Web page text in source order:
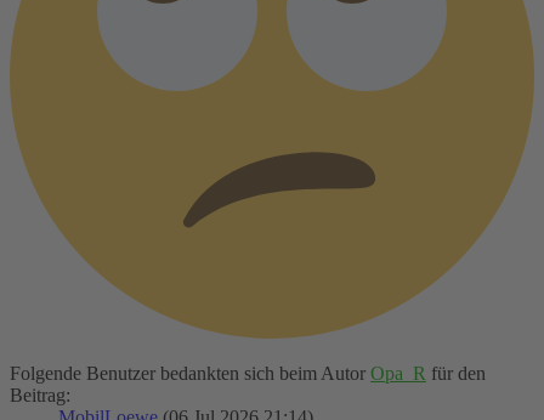
Folgende Benutzer bedankten sich beim Autor Opa_R für den
Beitrag: